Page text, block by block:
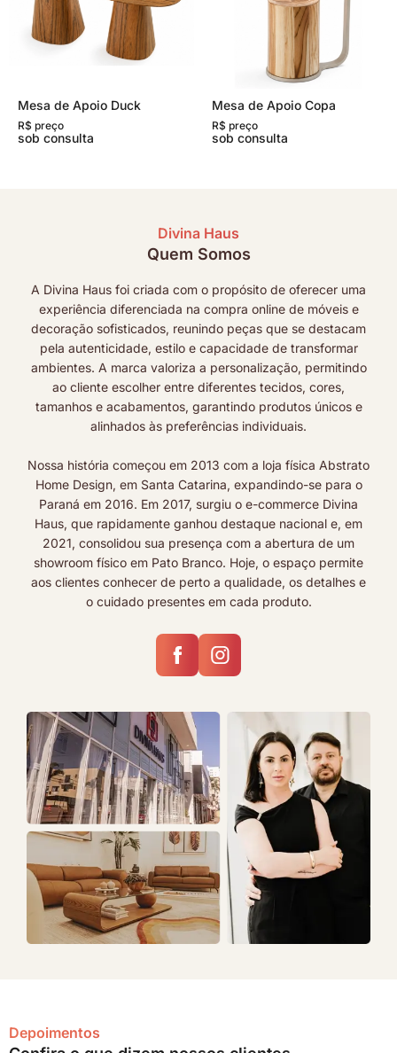
Mesa de Apoio Duck
R$ preço
sob consulta
Mesa de Apoio Copa
R$ preço
sob consulta
Divina Haus
Quem Somos
A Divina Haus foi criada com o propósito de oferecer uma
experiência diferenciada na compra online de móveis e
decoração sofisticados, reunindo peças que se destacam
pela autenticidade, estilo e capacidade de transformar
ambientes. A marca valoriza a personalização, permitindo
ao cliente escolher entre diferentes tecidos, cores,
tamanhos e acabamentos, garantindo produtos únicos e
alinhados às preferências individuais.
Nossa história começou em 2013 com a loja física Abstrato
Home Design, em Santa Catarina, expandindo-se para o
Paraná em 2016. Em 2017, surgiu o e-commerce Divina
Haus, que rapidamente ganhou destaque nacional e, em
2021, consolidou sua presença com a abertura de um
showroom físico em Pato Branco. Hoje, o espaço permite
aos clientes conhecer de perto a qualidade, os detalhes e
o cuidado presentes em cada produto.
Depoimentos